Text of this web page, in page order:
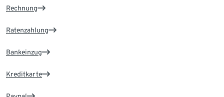
Rechnung
Ratenzahlung
Bankeinzug
Kreditkarte